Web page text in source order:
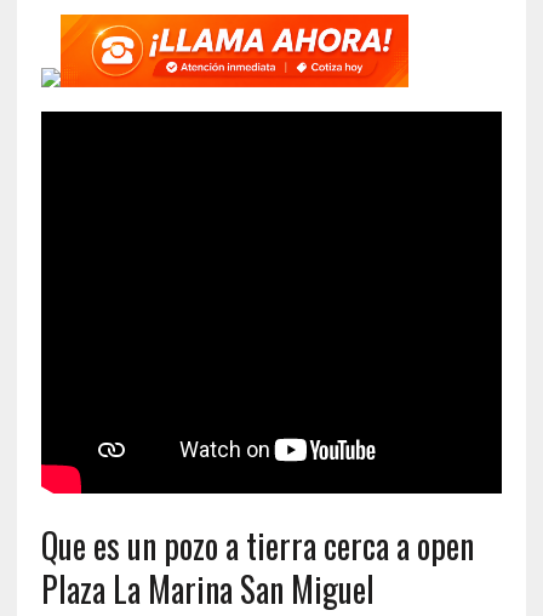
Que es un pozo a tierra cerca a open
Plaza La Marina San Miguel